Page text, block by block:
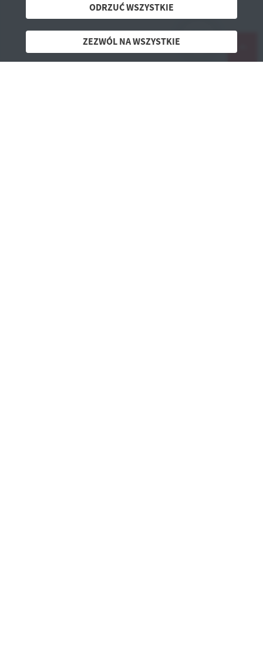
ODRZUĆ WSZYSTKIE
ZEZWÓL NA WSZYSTKIE
ZEZWÓL NA WSZYSTKIE